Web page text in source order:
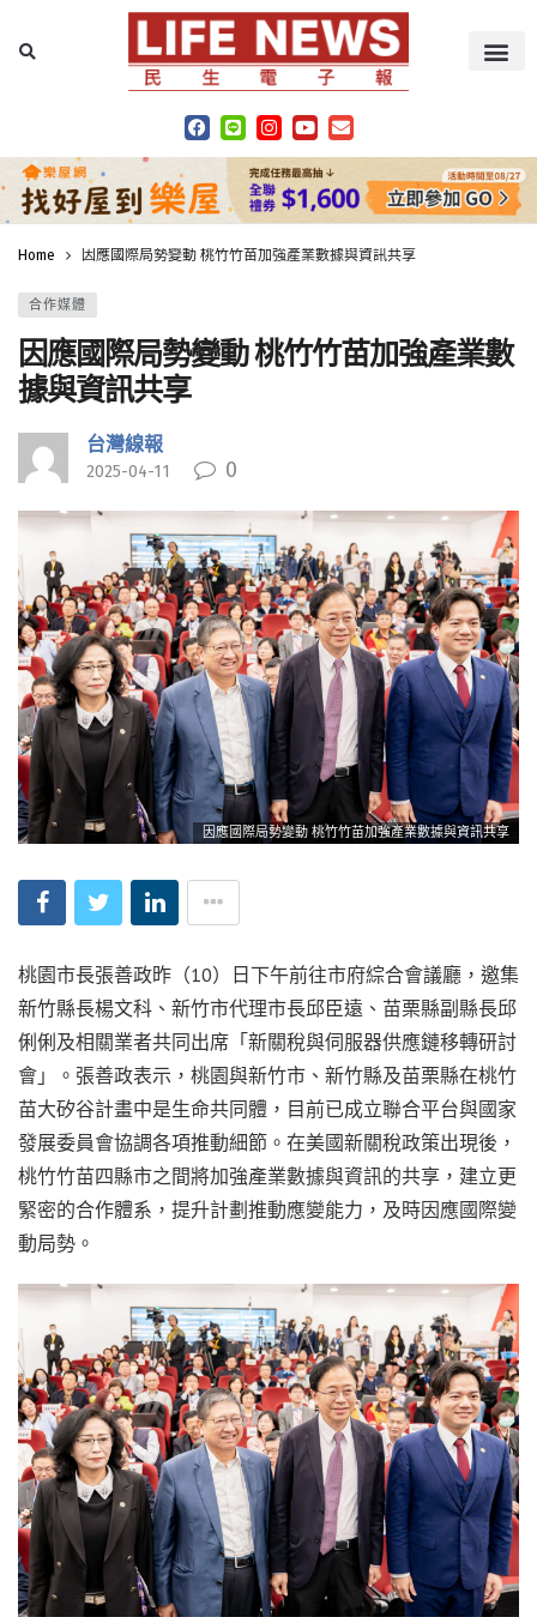
Home 因應國際局勢變動 桃竹竹苗加強產業數據與資訊共享
合作媒體
因應國際局勢變動 桃竹竹苗加強產業數
據與資訊共享
台灣線報
2025-04-11 0
因應國際局勢變動 桃竹竹苗加強產業數據與資訊共享
桃園市長張善政昨（10）日下午前往市府綜合會議廳，邀集
新竹縣長楊文科、新竹市代理市長邱臣遠、苗栗縣副縣長邱
俐俐及相關業者共同出席「新關稅與伺服器供應鏈移轉研討
會」。張善政表示，桃園與新竹市、新竹縣及苗栗縣在桃竹
苗大矽谷計畫中是生命共同體，目前已成立聯合平台與國家
發展委員會協調各項推動細節。在美國新關稅政策出現後，
桃竹竹苗四縣市之間將加強產業數據與資訊的共享，建立更
緊密的合作體系，提升計劃推動應變能力，及時因應國際變
動局勢。